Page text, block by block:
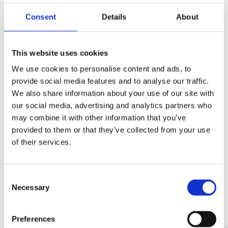
Consent Details About
This website uses cookies
We use cookies to personalise content and ads, to
provide social media features and to analyse our traffic.
We also share information about your use of our site with
our social media, advertising and analytics partners who
may combine it with other information that you’ve
provided to them or that they’ve collected from your use
of their services.
Selection
Necessary
Preferences
Cas client : Proximus et Merkator
Group – L’Infrastructure clé de la fibre
Voir cette offre d'emploi
Témoignages de nos
collaborateurs